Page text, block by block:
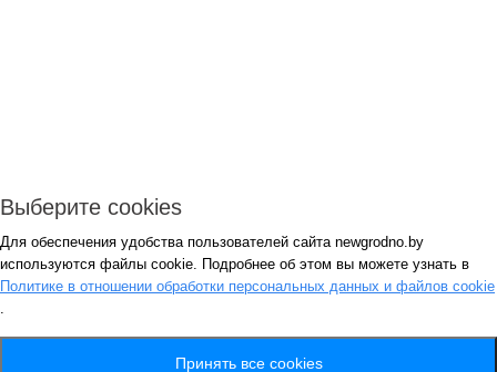
Авторизация
*
Запомнить
Потеряли пароль ?
Выберите cookies
Для обеспечения удобства пользователей сайта newgrodno.by
используются файлы cookie. Подробнее об этом вы можете узнать в
Политике в отношении обработки персональных данных и файлов cookie
.
Принять все cookies